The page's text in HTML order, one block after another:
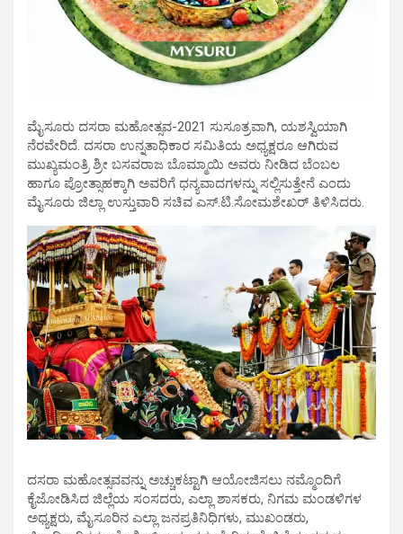
ಮೈಸೂರು ದಸರಾ ಮಹೋತ್ಸವ-2021 ಸುಸೂತ್ರವಾಗಿ, ಯಶಸ್ವಿಯಾಗಿ
ನೆರವೇರಿದೆ. ದಸರಾ ಉನ್ನತಾಧಿಕಾರ ಸಮಿತಿಯ ಅಧ್ಯಕ್ಷರೂ ಆಗಿರುವ
ಮುಖ್ಯಮಂತ್ರಿ ಶ್ರೀ ಬಸವರಾಜ ಬೊಮ್ಮಾಯಿ ಅವರು ನೀಡಿದ ಬೆಂಬಲ
ಹಾಗೂ ಪ್ರೋತ್ಸಾಹಕ್ಕಾಗಿ ಅವರಿಗೆ ಧನ್ಯವಾದಗಳನ್ನು ಸಲ್ಲಿಸುತ್ತೇನೆ ಎಂದು
ಮೈಸೂರು ಜಿಲ್ಲಾ ಉಸ್ತುವಾರಿ ಸಚಿವ ಎಸ್.ಟಿ.ಸೋಮಶೇಖರ್ ತಿಳಿಸಿದರು.
ದಸರಾ ಮಹೋತ್ಸವವನ್ನು ಅಚ್ಚುಕಟ್ಟಾಗಿ ಆಯೋಜಿಸಲು ನಮ್ಮೊಂದಿಗೆ
ಕೈಜೋಡಿಸಿದ ಜಿಲ್ಲೆಯ ಸಂಸದರು, ಎಲ್ಲಾ ಶಾಸಕರು, ನಿಗಮ ಮಂಡಳಿಗಳ
ಅಧ್ಯಕ್ಷರು, ಮೈಸೂರಿನ ಎಲ್ಲಾ ಜನಪ್ರತಿನಿಧಿಗಳು, ಮುಖಂಡರು,